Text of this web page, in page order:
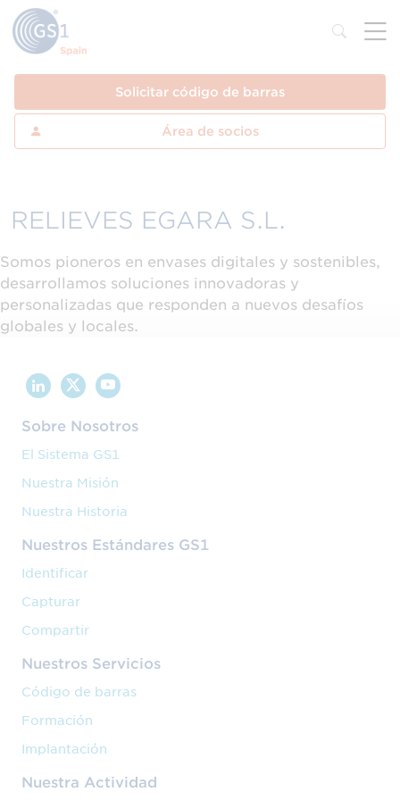
Solicitar código de barras
Área de socios
RELIEVES EGARA S.L.
Somos pioneros en envases digitales y sostenibles,
desarrollamos soluciones innovadoras y
personalizadas que responden a nuevos desafíos
globales y locales.
Sobre Nosotros
El Sistema GS1
Nuestra Misión
Nuestra Historia
Nuestros Estándares GS1
Identificar
Capturar
Compartir
Nuestros Servicios
Código de barras
Formación
Implantación
Nuestra Actividad